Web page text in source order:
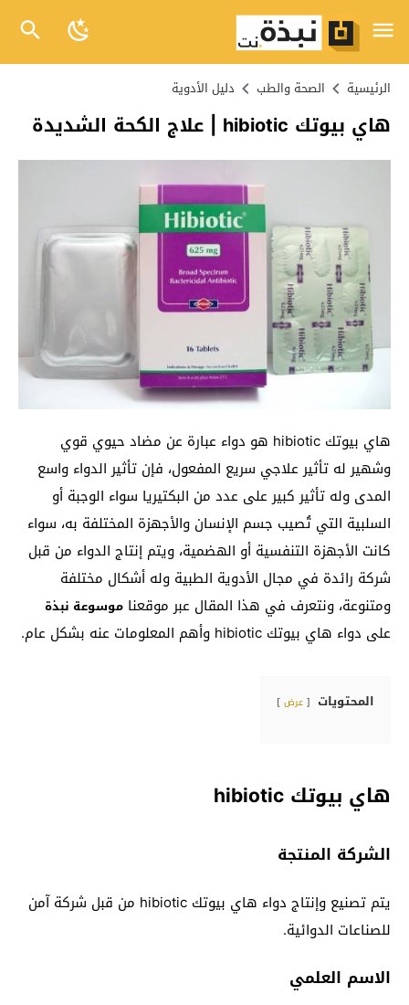
الرئيسية الصحة والطب دليل الأدوية
هاي بيوتك hibiotic | علاج الكحة الشديدة
هاي بيوتك hibiotic هو دواء عبارة عن مضاد حيوي قوي
وشهير له تأثير علاجي سريع المفعول، فإن تأثير الدواء واسع
المدى وله تأثير كبير على عدد من البكتيريا سواء الوجبة أو
السلبية التي تُصيب جسم الإنسان والأجهزة المختلفة به، سواء
كانت الأجهزة التنفسية أو الهضمية، ويتم إنتاج الدواء من قبل
شركة رائدة في مجال الأدوية الطبية وله أشكال مختلفة
ومتنوعة، ونتعرف في هذا المقال عبر موقعنا موسوعة نبذة
على دواء هاي بيوتك hibiotic وأهم المعلومات عنه بشكل عام.
المحتويات عرض
هاي بيوتك hibiotic
الشركة المنتجة
يتم تصنيع وإنتاج دواء هاي بيوتك hibiotic من قبل شركة آمن
للصناعات الدوائية.
الاسم العلمي